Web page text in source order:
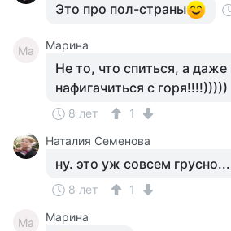
Это про пол-страны
Ма Марина
Не то, что спиться, а даже
нафигачиться с горя!!!!)))))
8 лет
1
Наталия Семенова
ну. это уж совсем
8 лет 1
Ма Марина